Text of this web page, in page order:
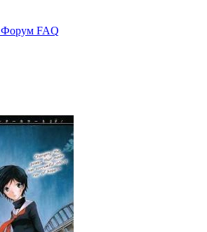
Форум FAQ